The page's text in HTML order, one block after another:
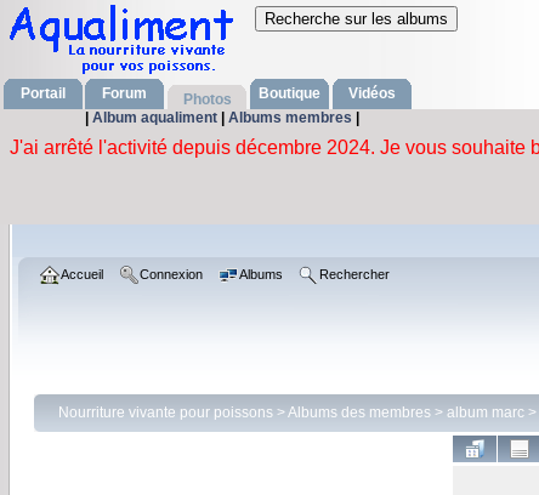
Portail Forum Photos Boutique
Vidéos
Album aqualiment Albums membres
Accueil Connexion Albums Rechercher
Nourriture vivante pour poissons >Albums des membres > album marc >